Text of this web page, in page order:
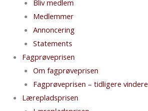
Bliv medlem
Medlemmer
Annoncering
Statements
Fagprøveprisen
Om fagprøveprisen
Fagprøveprisen – tidligere vindere
Lærepladsprisen